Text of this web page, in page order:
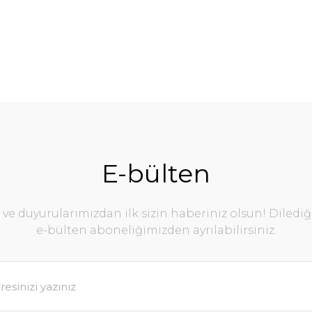
E-bülten
ve duyurularımızdan ilk sizin haberiniz olsun!
e-bülten aboneliğimizden ayrılabilirsiniz.